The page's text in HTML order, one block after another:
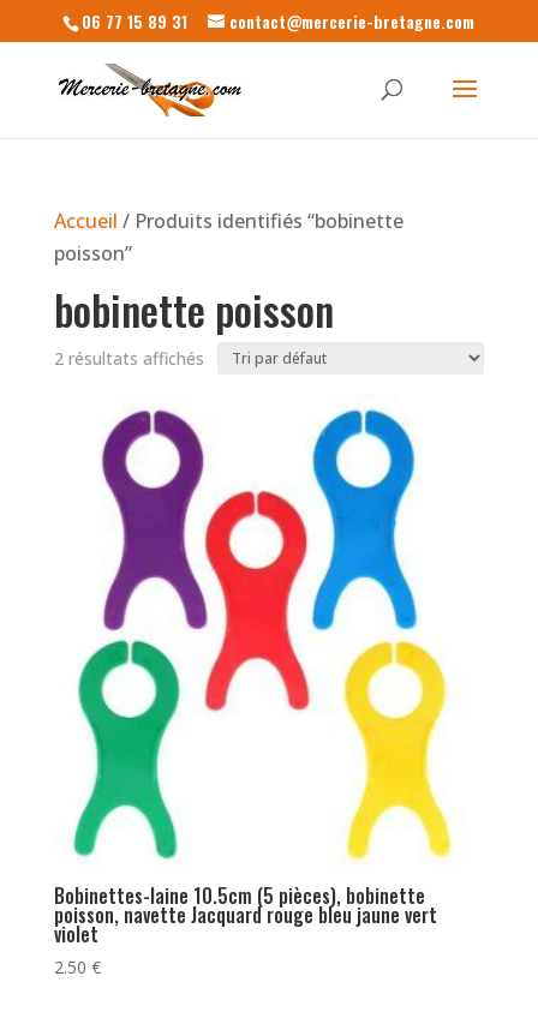
06 77 15 89 31 contact@mercerie-bretagne.com
Accueil / Produits identifiés “bobinette
poisson”
bobinette poisson
2 résultats affichés
Bobinettes-laine 10.5cm (5 pièces), bobinette
poisson, navette Jacquard rouge bleu jaune vert
violet
2.50 €